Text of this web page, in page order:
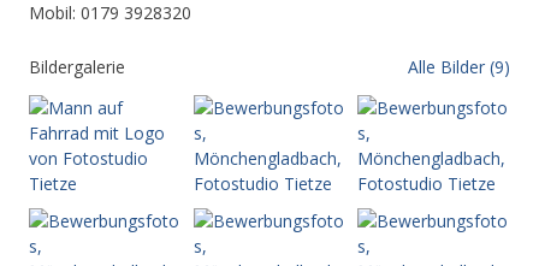
Mobil: 0179 3928320
Bildergalerie Alle Bilder (9)